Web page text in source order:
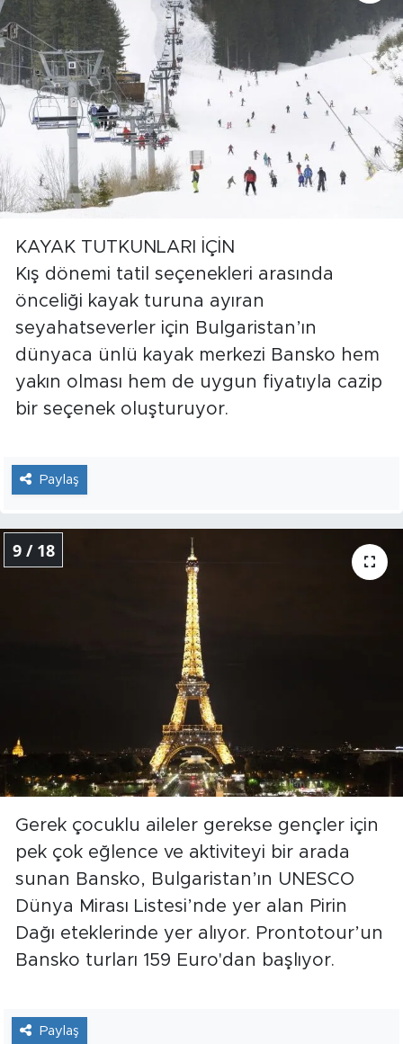
KAYAK TUTKUNLARI İÇİN
Kış dönemi tatil seçenekleri arasında
önceliği kayak turuna ayıran
seyahatseverler için Bulgaristan’ın
dünyaca ünlü kayak merkezi Bansko hem
yakın olması hem de uygun fiyatıyla cazip
bir seçenek oluşturuyor.
Paylaş
9 / 18
Gerek çocuklu aileler gerekse gençler için
pek çok eğlence ve aktiviteyi bir arada
sunan Bansko, Bulgaristan’ın UNESCO
Dünya Mirası Listesi’nde yer alan Pirin
Dağı eteklerinde yer alıyor. Prontotour’un
Bansko turları 159 Euro'dan başlıyor.
Paylaş